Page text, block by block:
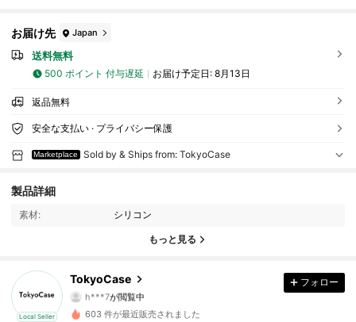
お届け先 Japan
送料無料
500 ポイント 付与遅延 お届け予定日: 8月13日
返品無料
安全な支払い · プライバシー保護
Marketplace Sold by & Ships from: TokyoCase
製品詳細
素材: シリコン
もっと見る
Local Seller
TokyoCase
h***7
が閲覧中
4.42
6 フォロワー
フォロー
603 件が最近販売されました